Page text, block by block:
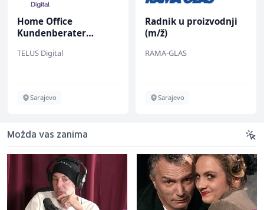
Home Office
Kundenberater
TELUS Digital
Sarajevo
Radnik u proizvodnji
(m/ž)
RAMA-GLAS
Sarajevo
Možda vas zanima